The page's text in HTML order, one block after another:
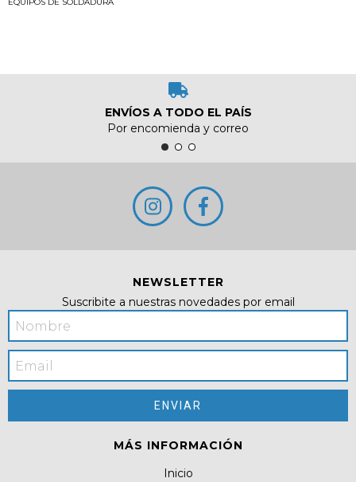
EQUIPOS DE SOLDADURA
ENVÍOS A TODO EL PAÍS
Por encomienda y correo
NEWSLETTER
Suscribite a nuestras novedades por email
MÁS INFORMACIÓN
Inicio